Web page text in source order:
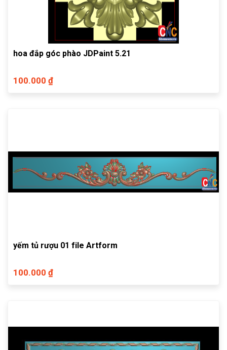
hoa đắp góc phào JDPaint 5.21
100.000 ₫
yếm tủ rượu 01 file Artform
100.000 ₫